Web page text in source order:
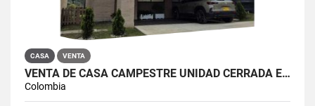
CASA VENTA
VENTA DE CASA CAMPESTRE UNIDAD CERRADA EN EL RETIRO
Colombia